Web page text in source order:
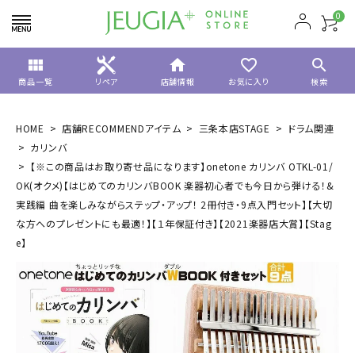
0
view_module
商品一覧 リペア
home
店舗情報
favorite_border
お気に入り
search
検索
HOME 店舗RECOMMENDアイテム 三条本店STAGE
ドラム関連
カリンバ
【※この商品はお取り寄せ品になります】onetone カリンバ OTKL-01/
OK(オクメ)【はじめてのカリンバBOOK 楽器初心者でも今日から弾ける！&
実践編 曲を楽しみながらステップ・アップ！ 2冊付き・9点入門セット】【大切
な方へのプレゼントにも最適！】【１年保証付き】【2021楽器店大賞】【Stag
e】